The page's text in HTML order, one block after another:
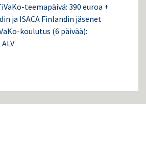
teemapäivä: 390 euroa +
ja ISACA Finlandin jäsenet
koulutus (6 päivää):